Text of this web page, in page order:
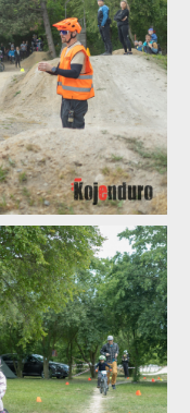
o závod předčil
o závod předčil